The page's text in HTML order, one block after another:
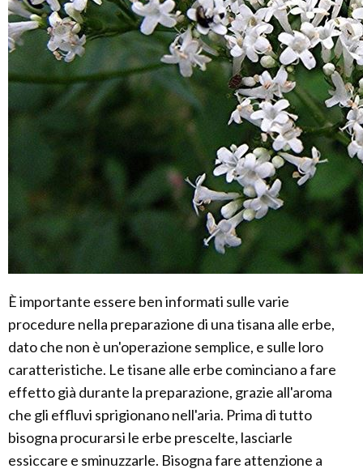
È importante essere ben informati sulle varie
procedure nella preparazione di una tisana alle erbe,
dato che non è un'operazione semplice, e sulle loro
caratteristiche. Le tisane alle erbe cominciano a fare
effetto già durante la preparazione, grazie all'aroma
che gli effluvi sprigionano nell'aria. Prima di tutto
bisogna procurarsi le erbe prescelte, lasciarle
essiccare e sminuzzarle. Bisogna fare attenzione a